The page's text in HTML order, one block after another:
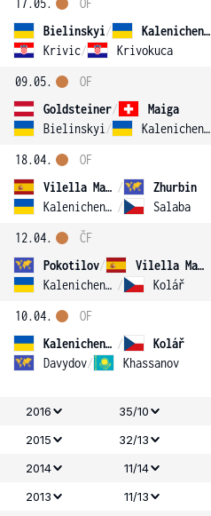
17.05.
Bielinskyi/
Kalenichenko
Krivic/ Krivokuca
OF
09.05.
Goldsteiner/
Maiga
Bielinskyi / Kalenichenko
OF
18.04.
Vilella Martinez /
Zhurbin
Kalenichenko / Salaba
OF
12.04.
Pokotilov/
Vilella Martinez
Kalenichenko / Kolář
ČF
10.04.
Kalenichenko /
Kolář
Davydov/ Khassanov
OF
2016 35/10
2015
32/13
2014
11/14
2013
11/13